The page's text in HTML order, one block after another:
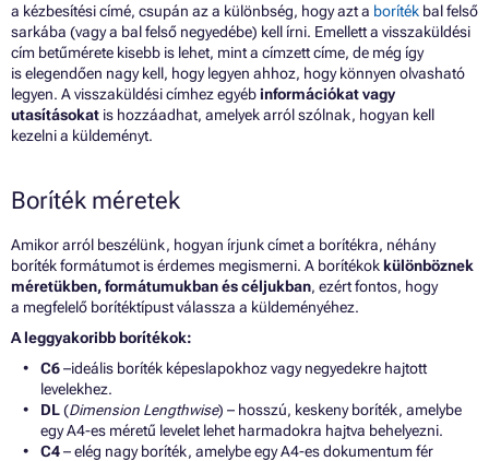
a kézbesítési címé, csupán az a különbség, hogy azt a boríték bal felső
sarkába (vagy a bal felső negyedébe) kell írni. Emellett a visszaküldési
cím betűmérete kisebb is lehet, mint a címzett címe, de még így
is elegendően nagy kell, hogy legyen ahhoz, hogy könnyen olvasható
legyen. A visszaküldési címhez egyébinformációkat vagy
utasításokat is hozzáadhat, amelyek arról szólnak, hogyan kell
kezelni a küldeményt.
Boríték méretek
Amikor arról beszélünk, hogyan írjunk címet a borítékra, néhány
boríték formátumot is érdemes megismerni. A borítékok különböznek
méretükben, formátumukban és céljukban, ezért fontos, hogy
a megfelelő borítéktípust válassza a küldeményéhez.
A leggyakoribb borítékok:
C6–ideális boríték képeslapokhoz vagy negyedekre hajtott
levelekhez.
DL(Dimension Lengthwise) – hosszú, keskeny boríték, amelybe
egy A4-es méretű levelet lehet harmadokra hajtva behelyezni.
C4– elég nagy boríték, amelybe egy A4-es dokumentum fér